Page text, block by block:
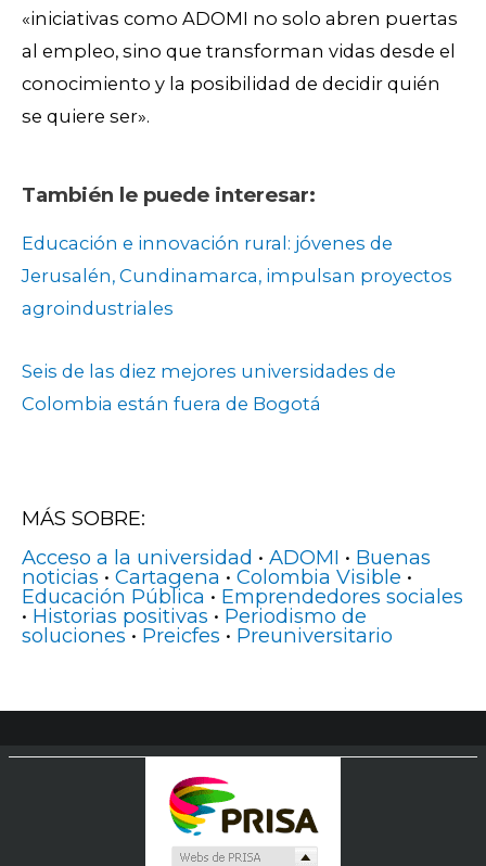
«iniciativas como ADOMI no solo abren puertas
al empleo, sino que transforman vidas desde el
conocimiento y la posibilidad de decidir quién
se quiere ser».
También le puede interesar:
Educación e innovación rural: jóvenes de
Jerusalén, Cundinamarca, impulsan proyectos
agroindustriales
Seis de las diez mejores universidades de
Colombia están fuera de Bogotá
MÁS SOBRE:
Acceso a la universidad • ADOMI • Buenas
noticias • Cartagena • Colombia Visible •
Educación Pública • Emprendedores sociales
• Historias positivas • Periodismo de
soluciones • Preicfes • Preuniversitario